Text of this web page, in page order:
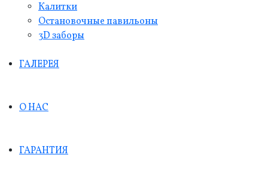
Калитки
Остановочные павильоны
3D заборы
ГАЛЕРЕЯ
О НАС
ГАРАНТИЯ